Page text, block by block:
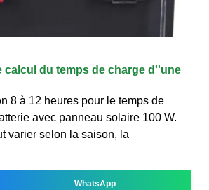
calcul du temps de charge d''une
8 à 12 heures pour le temps de
avec panneau solaire 100 W.
varier selon la saison, la
WhatsApp